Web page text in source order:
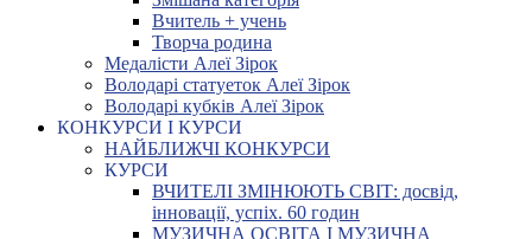
Вчитель + учень
Творча родина
Медалісти Алеї Зірок
Володарі статуеток Алеї Зірок
Володарі кубків Алеї Зірок
КОНКУРСИ І КУРСИ
НАЙБЛИЖЧІ КОНКУРСИ
КУРСИ
ВЧИТЕЛІ ЗМІНЮЮТЬ СВІТ: досвід,
інновації, успіх. 60 годин
МУЗИЧНА ОСВІТА І МУЗИЧНА